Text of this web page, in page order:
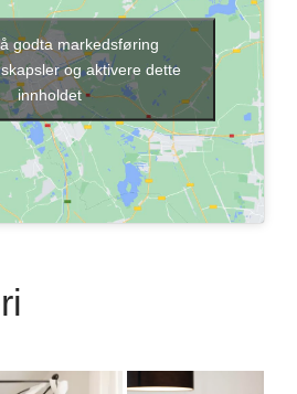
godta markedsføring
og aktivere dette
innholdet